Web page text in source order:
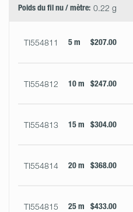
Poids du fil nu / mètre: 0.22 g
TI554811 5 m $207.00
TI554812 10 m $247.00
TI554813 15 m $304.00
TI554814 20 m $368.00
TI554815 25 m $433.00